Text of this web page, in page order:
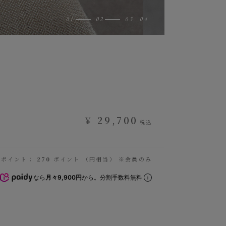
¥ 29,700 税込
イント： 270 ポイント （円相当） ※会員のみ
なら 月々9,900円から。分割手数料無料